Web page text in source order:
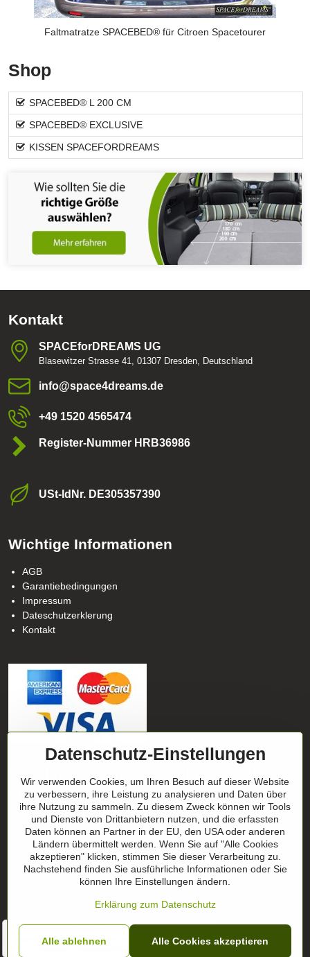
Faltmatratze SPACEBED® für Citroen Spacetourer
Shop
SPACEBED® L 200 CM
SPACEBED® EXCLUSIVE
KISSEN SPACEFORDREAMS
Kontakt
SPACEforDREAMS UG
Blasewitzer Strasse 41, 01307 Dresden, Deutschland
info​@space4dreams​.de
+49 1520 4565474
Register-Nummer HRB36986
USt-ldNr​. DE305357390
Wichtige Informationen
AGB
Garantiebedingungen
Impressum
Dateschutzerklerung
Kontakt
unseren Netzwerken
Facebook Instagram
Geschenktipp
Geschenk-Zertifikate
Urheberrecht
Datenschutz-Einstellungen
Wir verwenden Cookies, um Ihren Besuch auf dieser Website
zu verbessern, ihre Leistung zu analysieren und Daten über
ihre Nutzung zu sammeln. Zu diesem Zweck können wir Tools
und Dienste von Drittanbietern nutzen, und die erfassten
Daten können an Partner in der EU, den USA oder anderen
Ländern übermittelt werden. Wenn Sie auf "Alle Cookies
akzeptieren" klicken, stimmen Sie dieser Verarbeitung zu.
Nachstehend finden Sie ausführliche Informationen oder Sie
können Ihre Einstellungen ändern.
Erklärung zum Datenschutz
Alle Cookies akzeptieren
Alle ablehnen
" Ich habe das Produkt in ROT bestellt und bin davon
begeistert. hält sehr gut, passt und ist perfekt für meine